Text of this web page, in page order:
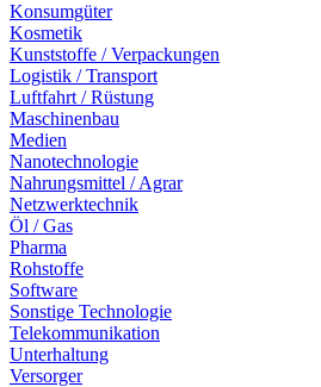
Konsumgüter
Kosmetik
Kunststoffe / Verpackungen
Logistik / Transport
Luftfahrt / Rüstung
Maschinenbau
Medien
Nanotechnologie
Nahrungsmittel / Agrar
Netzwerktechnik
Öl / Gas
Pharma
Rohstoffe
Software
Sonstige Technologie
Telekommunikation
Unterhaltung
Versorger